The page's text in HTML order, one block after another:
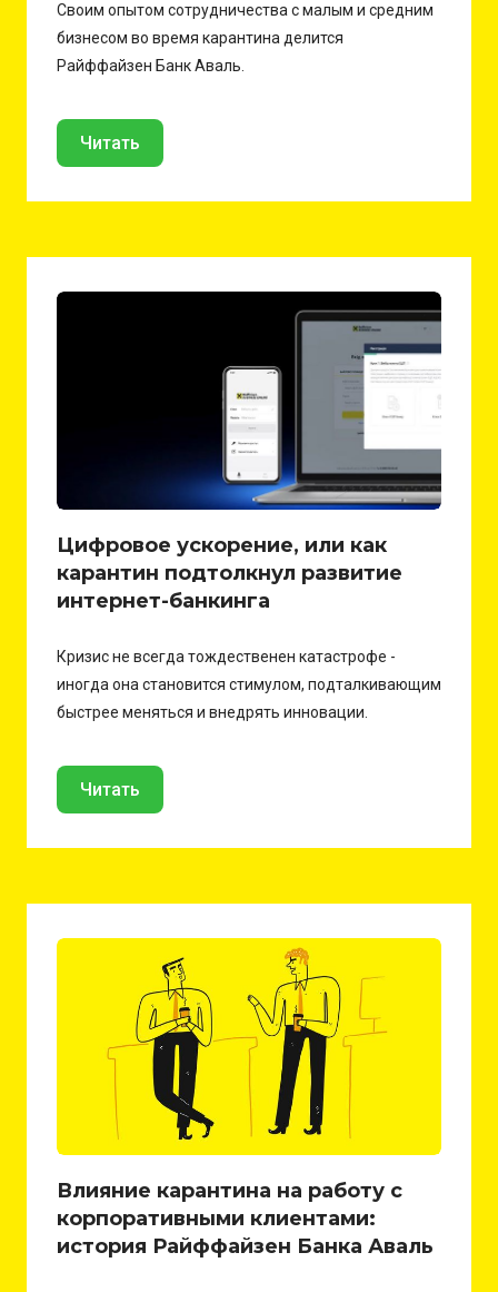
Своим опытом сотрудничества с малым и средним
бизнесом во время карантина делится
Райффайзен Банк Аваль.
Читать
Цифровое ускорение, или как
карантин подтолкнул развитие
интернет-банкинга
Кризис не всегда тождественен катастрофе -
иногда она становится стимулом, подталкивающим
быстрее меняться и внедрять инновации.
Читать
Влияние карантина на работу с
корпоративными клиентами:
история Райффайзен Банка Аваль